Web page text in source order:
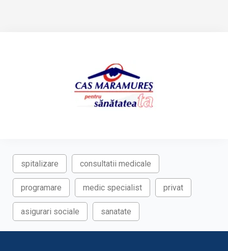
spitalizare consultatii medicale
programare medic specialist privat
asigurari sociale sanatate